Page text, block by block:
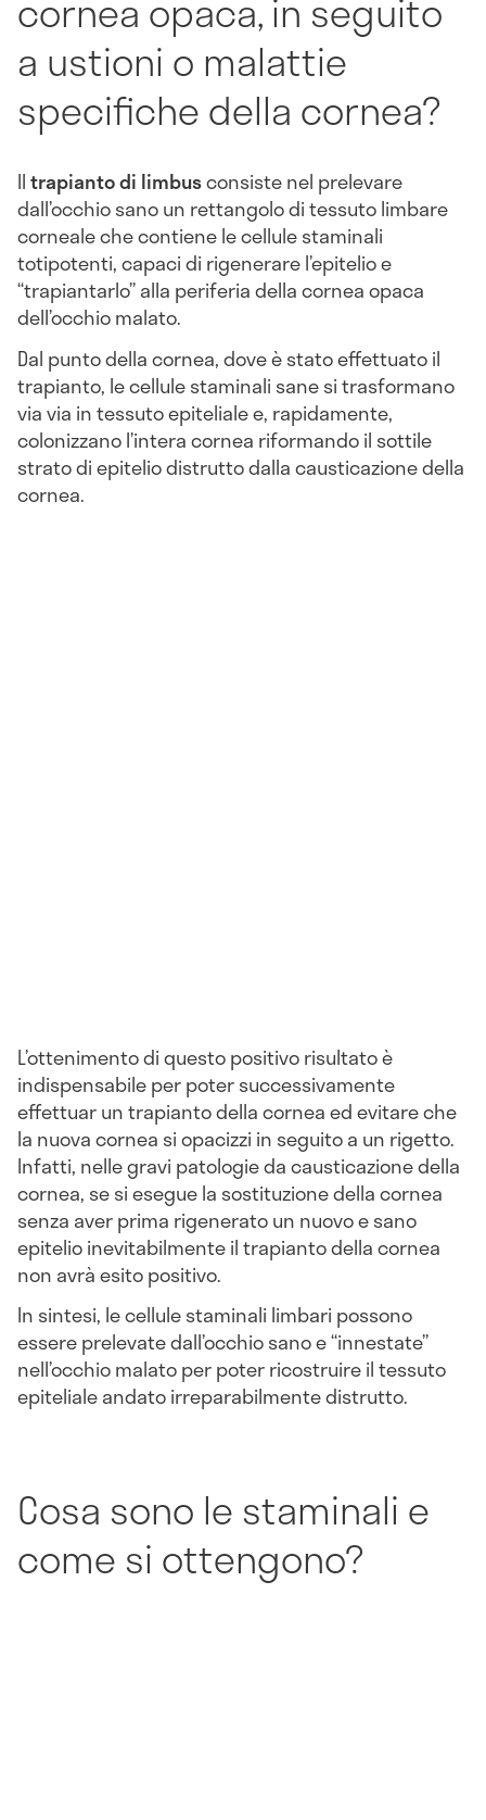
cornea opaca, in seguito
a ustioni o malattie
specifiche della cornea?
Iltrapianto di limbusconsiste nel prelevare
dall’occhio sano un rettangolo di tessuto limbare
corneale che contiene le cellule staminali
totipotenti, capaci di rigenerare l’epitelio e
“trapiantarlo” alla periferia della cornea opaca
dell’occhio malato.
Dal punto della cornea, dove è stato effettuato il
trapianto, le cellule staminali sane si trasformano
via via in tessuto epiteliale e, rapidamente,
colonizzano l’intera cornea riformando il sottile
strato di epitelio distrutto dalla causticazione della
cornea.
L’ottenimento di questo positivo risultato è
indispensabile per poter successivamente
effettuar un trapianto della cornea ed evitare che
la nuova cornea si opacizzi in seguito a un rigetto.
Infatti, nelle gravi patologie da causticazione della
cornea, se si esegue la sostituzione della cornea
senza aver prima rigenerato un nuovo e sano
epitelio inevitabilmente il trapianto della cornea
non avrà esito positivo.
In sintesi, le cellule staminali limbari possono
essere prelevate dall’occhio sano e “innestate”
nell’occhio malato per poter ricostruire il tessuto
epiteliale andato irreparabilmente distrutto.
Cosa sono le staminali e
come si ottengono?